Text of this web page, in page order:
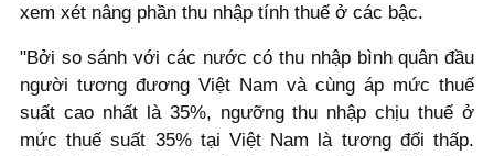
xem xét nâng phần thu nhập tính thuế ở các bậc.
"Bởi so sánh với các nước có thu nhập bình quân đầu
người tương đương Việt Nam và cùng áp mức thuế
suất cao nhất là 35%, ngưỡng thu nhập chịu thuế ở
mức thuế suất 35% tại Việt Nam là tương đối thấp.